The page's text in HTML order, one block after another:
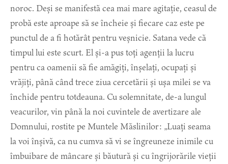
noroc. Deși se manifestă cea mai mare agitație, ceasul de
probă este aproape să se încheie și fiecare caz este pe
punctul de a fi hotărât pentru veșnicie. Satana vede că
timpul lui este scurt. El și-a pus toți agenții la lucru
pentru ca oamenii să fie amăgiți, înșelați, ocupați și
vrăjiți, până când trece ziua cercetării și ușa milei se va
închide pentru totdeauna. Cu solemnitate, de-a lungul
veacurilor, vin până la noi cuvintele de avertizare ale
Domnului, rostite pe Muntele Măslinilor: „Luați seama
la voi înșivă, ca nu cumva să vi se îngreuneze inimile cu
îmbuibare de mâncare și băutură și cu îngrijorările vieții